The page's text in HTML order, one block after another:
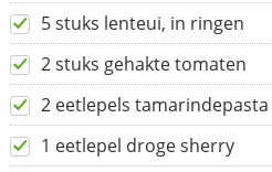
5 stuks lenteui, in ringen
2 stuks gehakte tomaten
2 eetlepels tamarindepasta
1 eetlepel droge sherry